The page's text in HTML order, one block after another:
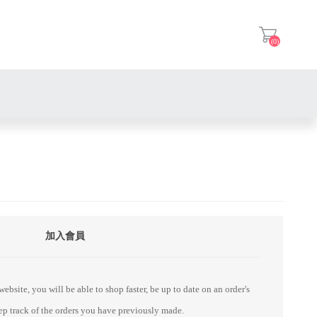
(0)
加入會員
you will be able to shop faster, be up to date on an order's
track of the orders you have previously made.